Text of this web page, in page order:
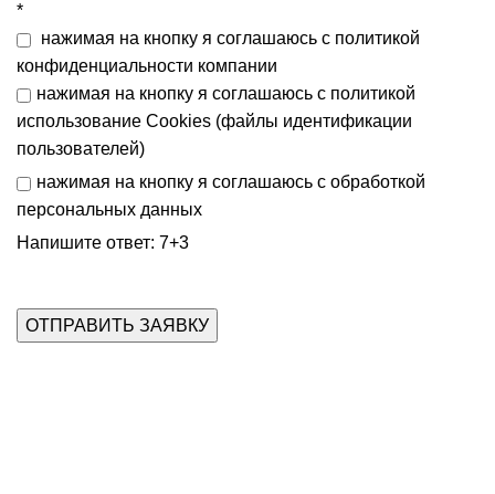
*
нажимая на кнопку я соглашаюсь с политикой
конфиденциальности компании
нажимая на кнопку я соглашаюсь с политикой
использование Cookies (файлы идентификации
пользователей)
нажимая на кнопку я соглашаюсь с обработкой
персональных данных
Напишите ответ: 7+3